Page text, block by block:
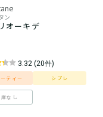
ン
オーキデ
3.32 (20件)
ティー シプレ
庫なし